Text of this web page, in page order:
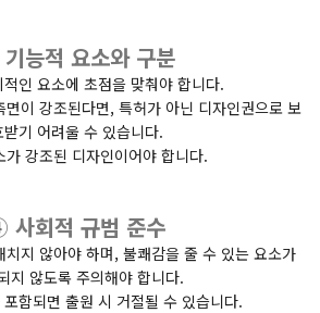
능적 요소와 구분
인 요소에 초점을 맞춰야 합니다.
이 강조된다면, 특허가 아닌 디자인권으로 보
받기 어려울 수 있습니다.
가 강조된 디자인이어야 합니다.
회적 규범 준수
치지 않아야 하며, 불쾌감을 줄 수 있는 요소가
지 않도록 주의해야 합니다.
함되면 출원 시 거절될 수 있습니다.